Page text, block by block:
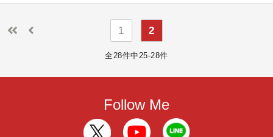
1 2
全28件中25-28件
Follow Me